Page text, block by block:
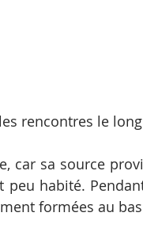
rencontres le
car sa source
habité.
formées au